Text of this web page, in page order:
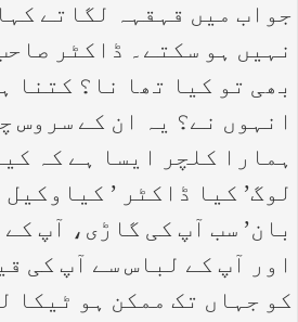
جواب میں قہقہہ لگاتے
نہیں ہو سکتے۔ ڈاکٹر
بھی تو کیا تھا نا؟ کتنا
انہوں نے؟ یہ ان کے سروس
ہمارا کلچر ایسا ہے کہ
لوگ’ کیا ڈاکٹر ’
بان’ سب آپ کی گاڑی، آپ
اور آپ کے لباس سے آپ کی
کو جہاں تک ممکن ہو ٹیکا